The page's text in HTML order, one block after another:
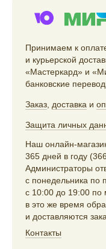
Принимаем к
и курьерской
«Мастеркард» и
банковские
Заказ доставка и
Защита личных
Наш онлайн-
365 дней в году
Администраторы
с понедельника по
с 10:00 до 19:00 по
в это же время
и доставляются
Контакты